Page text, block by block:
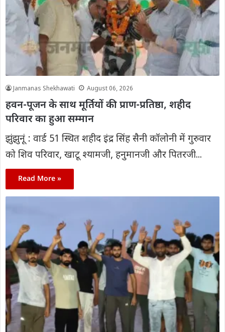
Janmanas Shekhawati August 06, 2026
हवन-पूजन के साथ मूर्तियों की प्राण-प्रतिष्ठा, शहीद
परिवार का हुआ सम्मान
झुंझुनूं : वार्ड 51 स्थित शहीद इंद्र सिंह सैनी कॉलोनी में गुरुवार
को शिव परिवार, खाटू श्यामजी, हनुमानजी और पितरजी...
Read More »